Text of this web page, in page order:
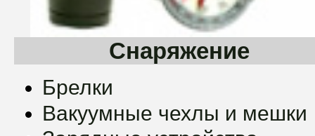
Снаряжение
Брелки
Вакуумные чехлы и мешки